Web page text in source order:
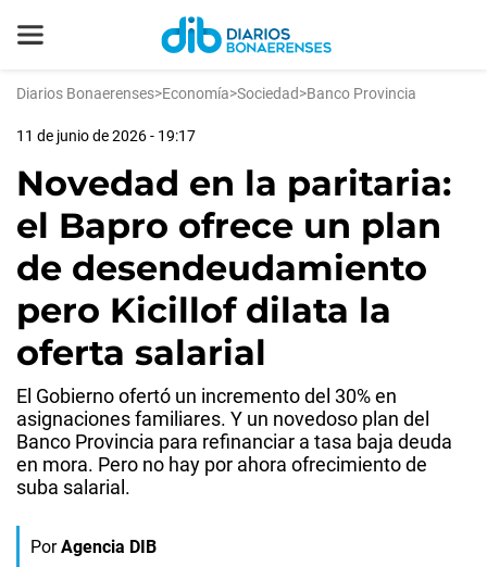
Diarios Bonaerenses>Economía>Sociedad>Banco Provincia
11 de junio de 2026 - 19:17
Novedad en la paritaria:
el Bapro ofrece un plan
de desendeudamiento
pero Kicillof dilata la
oferta salarial
El Gobierno ofertó un incremento del 30% en
asignaciones familiares. Y un novedoso plan del
Banco Provincia para refinanciar a tasa baja deuda
en mora. Pero no hay por ahora ofrecimiento de
suba salarial.
Por Agencia DIB